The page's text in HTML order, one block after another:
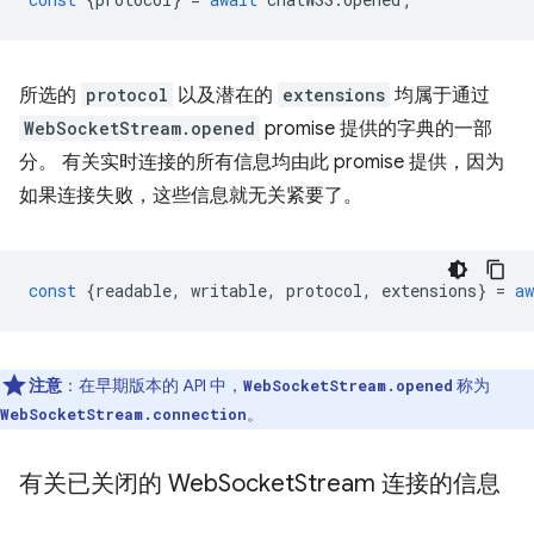
所选的 protocol 以及潜在的 extensions 均属于通过
WebSocketStream.opened promise 提供的字典的一部
分。 有关实时连接的所有信息均由此 promise 提供，因为
如果连接失败，这些信息就无关紧要了。
const {readable, writable, protocol, extensions} =
注意 ：在早期版本的 API 中， WebSocketStream.opened 称为
WebSocketStream.connection。
有关已关闭的 WebSocketStream 连接的信息